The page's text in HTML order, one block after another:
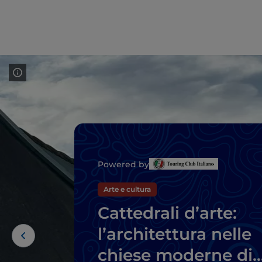
Powered by
Arte e cultura
Cattedrali d’arte:
l’architettura nelle
chiese moderne di